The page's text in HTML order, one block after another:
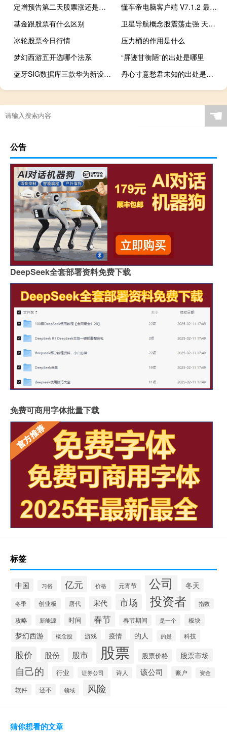
定增预告第二天股票涨还是跌啊
懂车帝电脑客户端 V7.1.2 最新PC版（懂车帝电脑客户端 V7.1.2 最新PC版功能简介）
基金跟股票有什么区别
卫星导航概念股震荡走强 天迈科技20CM涨停
冰轮股票今日行情
压力桶的作用是什么
梦幻西游五开选哪个法系
“屏迹甘衡陋”的出处是哪里
蓝牙SIG数据库三款华为新设备获得蓝牙认证
丹心寸意愁君未知的出处是哪里
☚
公告
DeepSeek全套部署资料免费下载
免费可商用字体批量下载
标签
中国 习俗 亿元 价格 元宵节 公司 冬天
冬季 创业板 唐代 宋代 市场 投资者 指数
攻略 新能源 时间 春节 春节期间 是一个 板块
梦幻西游 概念股 游戏 疫情 的人 的是 科技
股价 股份 股市 股票 股票价格 股票市场
自己的 行业 证券公司 诗人 该公司 账户 资金
软件 还不 领域 风险
猜你想看的文章